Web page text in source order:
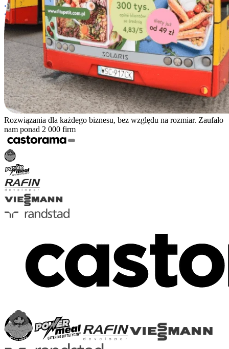
Rozwiązania dla każdego biznesu, bez względu na rozmiar. Zaufało
nam ponad 2 000 firm